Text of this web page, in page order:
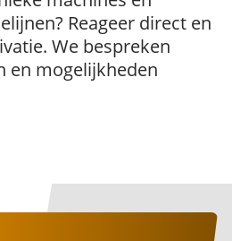
Reageer direct en
We bespreken
en mogelijkheden